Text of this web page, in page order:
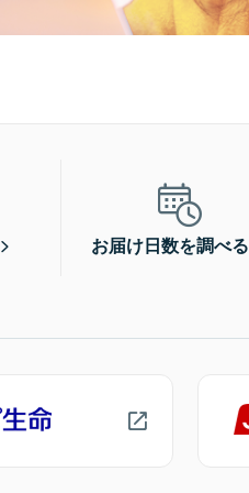
お届け日数を調べる